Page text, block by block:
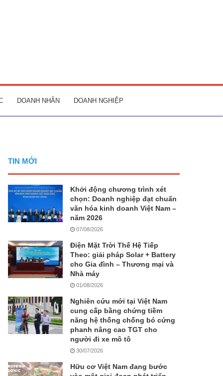
DOANH NHÂN DOANH NGHIỆP
TIN MỚI
Khởi động chương trình xét
chọn: Doanh nghiệp đạt chuẩn
văn hóa kinh doanh Việt Nam –
năm 2026
07/08/2026
Điện Mặt Trời Thế Hệ Tiếp
Theo: giải pháp Solar + Battery
cho Gia đình – Thương mại và
Nhà máy
01/08/2026
Nghiên cứu mới tại Việt Nam
cung cấp bằng chứng tiềm
năng hệ thống chống bó cứng
phanh nâng cao TGT cho
người đi xe mô tô
30/07/2026
Hữu cơ Việt Nam đang bước